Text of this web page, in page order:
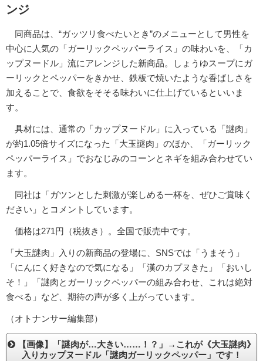
ンジ
同商品は、“ガッツリ食べたいとき”のメニューとして男性を
中心に人気の「ガーリックペッパーライス」の味わいを、「カ
ップヌードル」流にアレンジした新商品。しょうゆスープにガ
ーリックとペッパーをきかせ、鉄板で焼いたような香ばしさを
加えることで、食欲をそそる味わいに仕上げているといいま
す。
具材には、通常の「カップヌードル」に入っている「謎肉」
が約1.05倍サイズになった「大玉謎肉」のほか、「ガーリック
ペッパーライス」でおなじみのコーンとネギを組み合わせてい
ます。
同社は「ガツンとした刺激が楽しめる一杯を、ぜひご賞味く
ださい」とコメントしています。
価格は271円（税抜き）。全国で販売中です。
「大玉謎肉」入りの新商品の登場に、SNSでは「うまそう」
「にんにく好きなので気になる」「漢のカプヌきた」「おいし
そ！」「謎肉とガーリックペッパーの組み合わせ、これは絶対
食べる」など、期待の声が多く上がっています。
（オトナンサー編集部）
【画像】「謎肉が…大きい……！？」→これが《大玉謎肉》
入りカップヌードル「謎肉ガーリックペッパー」です！